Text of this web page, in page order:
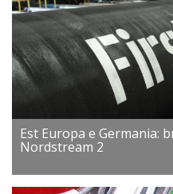
Est Europa e Germania:
Nordstream 2